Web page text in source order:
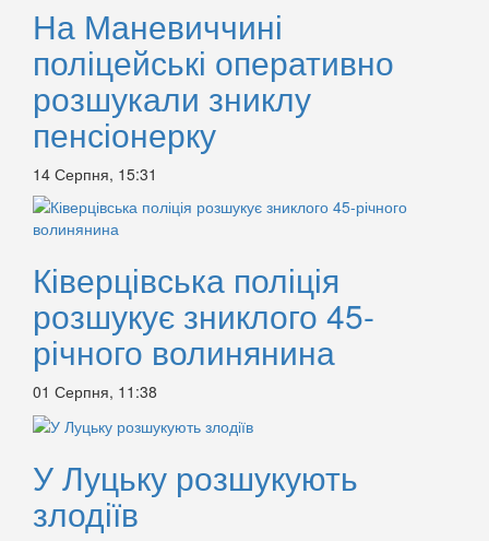
На Маневиччині
поліцейські оперативно
розшукали зниклу
пенсіонерку
14 Серпня, 15:31
Ківерцівська поліція
розшукує зниклого 45-
річного волинянина
01 Серпня, 11:38
У Луцьку розшукують
злодіїв